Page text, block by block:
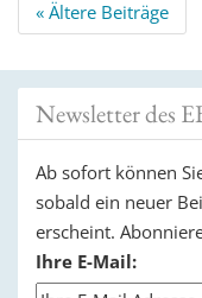
Navigation
« Ältere Beiträge
Newsletter des
Ab sofort können
sobald ein neuer
erscheint.
Ihre E-Mail: